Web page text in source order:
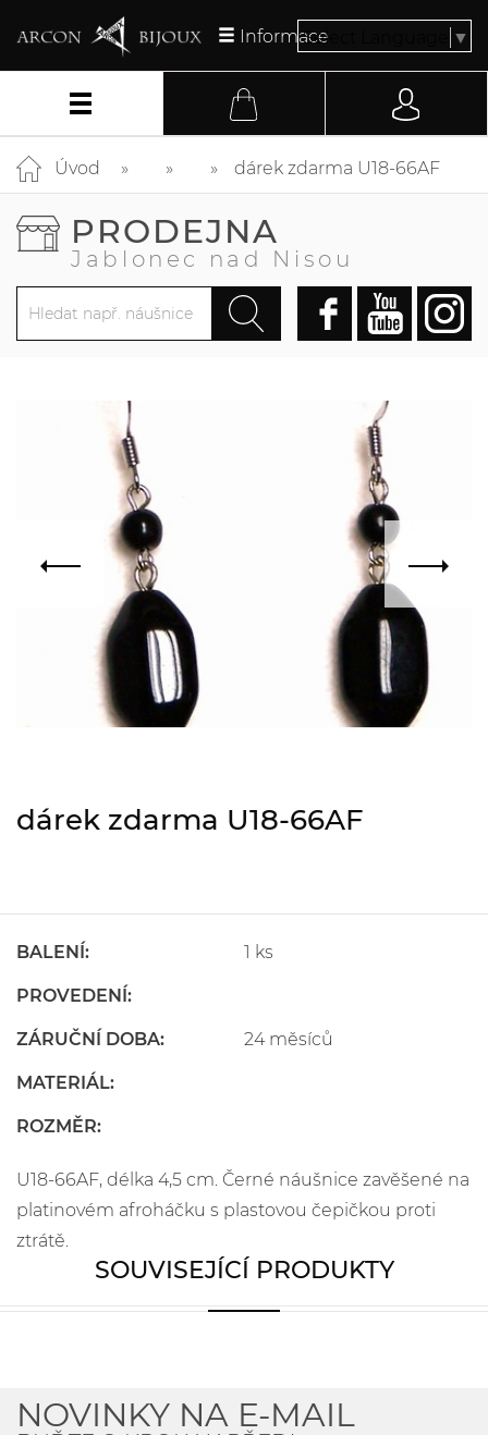
InformaceSelect Language ▼
Úvod dárek zdarma U18-66AF
PRODEJNA
Jablonec nad Nisou
dárek zdarma U18-66AF
BALENÍ: 1 ks
PROVEDENÍ:
ZÁRUČNÍ DOBA: 24 měsíců
MATERIÁL:
ROZMĚR:
U18-66AF, délka 4,5 cm. Černé náušnice zavěšené na
platinovém afroháčku s plastovou čepičkou proti
ztrátě.
SOUVISEJÍCÍ PRODUKTY
NOVINKY NA E-MAIL